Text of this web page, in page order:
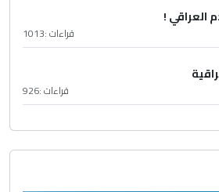
العراقي !
قراءات :1013
قراءات :926